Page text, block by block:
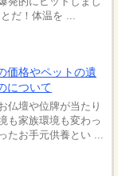
だ！体温を ...
価格やペットの遺
について
仏壇や位牌が当たり
も家族環境も変わっ
たお手元供養とい ...